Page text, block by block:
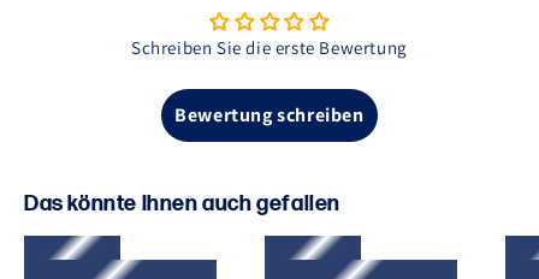
Schreiben Sie die erste Bewertung
Bewertung schreiben
Das könnte Ihnen auch gefallen